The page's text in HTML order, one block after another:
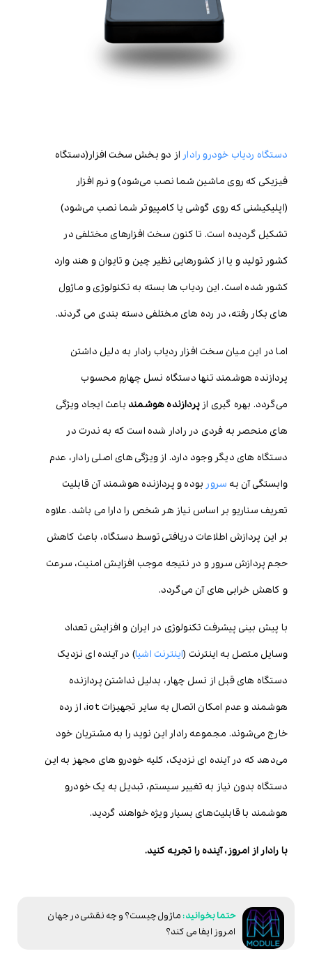
دستگاه ردیاب خودرو رادار از دو بخش سخت افزار(دستگاه
فیزیکی که روی ماشین شما نصب می‌شود) و نرم افزار
(اپلیکیشنی که روی گوشی یا کامپیوتر شما نصب می‌شود)
تشکیل گردیده است. تا کنون سخت افزار‌های مختلفی در
کشور تولید و یا از کشورهایی نظیر چین و تایوان و هند وارد
کشور شده است. این ردیاب ها بسته به تکنولوژی و ماژول
های بکار رفته، در رده های مختلفی دسته بندی می گردند.
اما در این میان سخت افزار ردیاب رادار به دلیل داشتن
پردازنده هوشمند تنها دستگاه نسل چهارم محسوب
می‌گردد. بهره گیری از پردازنده هوشمند باعث ایجاد ویژگی
های منحصر به فردی در رادار شده است که به ندرت در
دستگاه های دیگر وجود دارد. از ویژگی های اصلی رادار، عدم
وابستگی آن به سرور بوده و پردازنده هوشمند آن قابلیت
تعریف سناریو بر اساس نیاز هر شخص را دارا می باشد. علاوه
بر این پردازش اطلاعات دریافتی توسط دستگاه، باعث کاهش
حجم پردازش سرور و در نتیجه موجب افزایش امنیت، سرعت
و کاهش خرابی های آن می‌گردد.
با پیش بینی پیشرفت تکنولوژی در ایران و افزایش تعداد
وسایل متصل به اینترنت (اینترنت اشیا) در آینده ای نزدیک
دستگاه های قبل از نسل چهار، بدلیل نداشتن پردازنده
هوشمند و عدم امکان اتصال به سایر تجهیزات iot، از رده
خارج می‌شوند. مجموعه رادار این نوید را به مشتریان خود
می‌دهد که در آینده ای نزدیک، کلیه خودرو های مجهز به این
دستگاه بدون نیاز به تغییر سیستم، تبدیل به یک خودرو
هوشمند با قابلیت‌های بسیار ویژه خواهند گردید.
با رادار از امروز، آینده را تجربه کنید.
ماژول چیست؟ و چه نقشی در جهان
امروز ایفا می کند؟